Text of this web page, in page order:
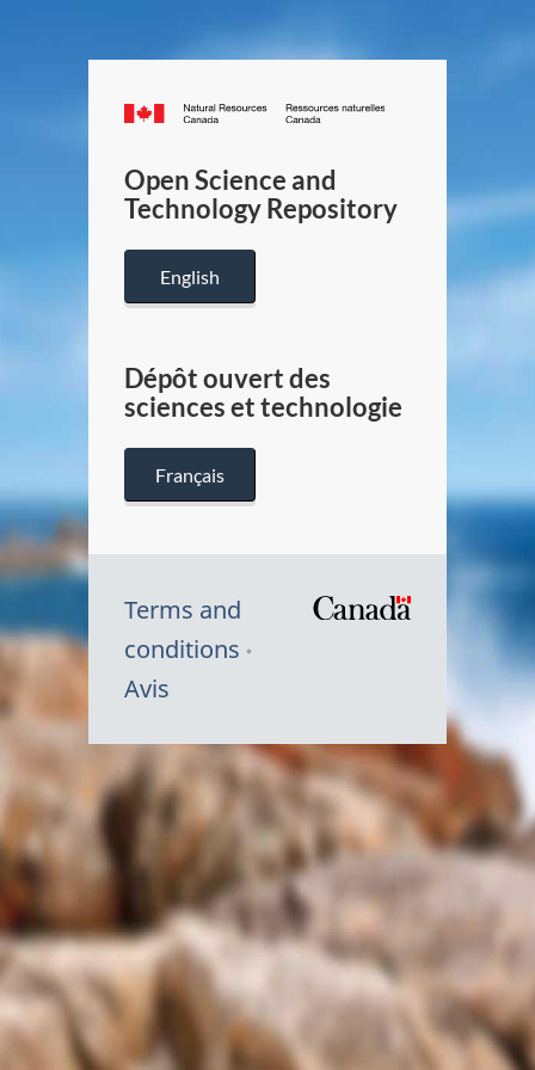
Canada.ca
/
Canada
Open Science and
Technology Repository
English
Dépôt ouvert des
sciences et technologie
Français
Terms and
conditions
Avis
Symbole
du
Canada